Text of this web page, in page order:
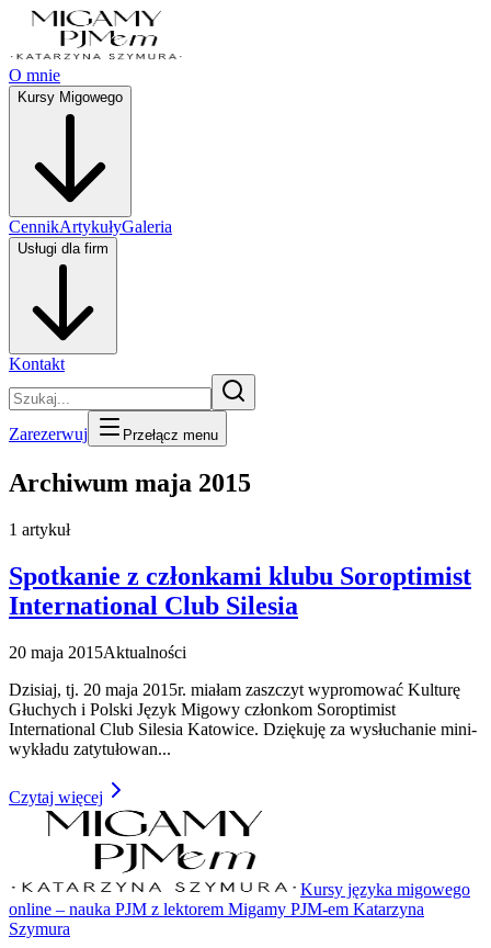
O mnie
Kursy Migowego
CennikArtykułyGaleria
Usługi dla firm
Kontakt
Zarezerwuj Przełącz menu
Archiwum maja 2015
1 artykuł
Spotkanie z członkami klubu Soroptimist
International Club Silesia
20 maja 2015Aktualności
Dzisiaj, tj. 20 maja 2015r. miałam zaszczyt wypromować Kulturę
Głuchych i Polski Język Migowy członkom Soroptimist
International Club Silesia Katowice. Dziękuję za wysłuchanie mini-
wykładu zatytułowan...
Czytaj więcej
Kursy języka migowego
online – nauka PJM z lektorem Migamy PJM-em Katarzyna
Szymura